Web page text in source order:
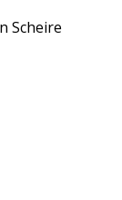
Scheire